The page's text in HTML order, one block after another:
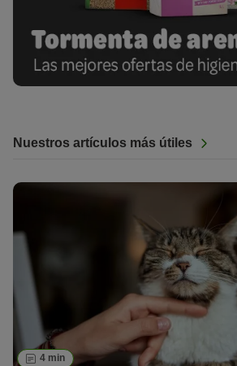
Nuestros artículos más útiles
4 min